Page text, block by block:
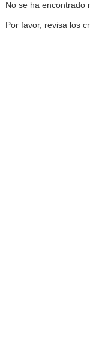
No se ha encontrado
Por favor, revisa los